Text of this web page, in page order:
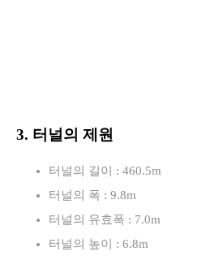
3. 터널의 제원
터널의 길이 : 460.5m
터널의 폭 : 9.8m
터널의 유효폭 : 7.0m
터널의 높이 : 6.8m